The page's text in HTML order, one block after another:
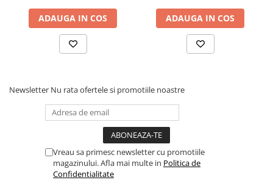
ADAUGA IN COS ADAUGA IN COS
Newsletter Nu rata ofertele si promotiile noastre
Vreau sa primesc newsletter cu promotiile
magazinului. Afla mai multe in Politica de
Confidentialitate